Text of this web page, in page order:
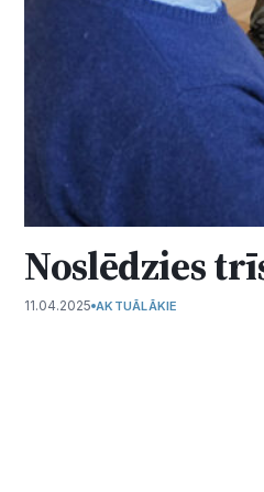
Noslēdzies
11.04.2025 AKTUĀLĀKIE